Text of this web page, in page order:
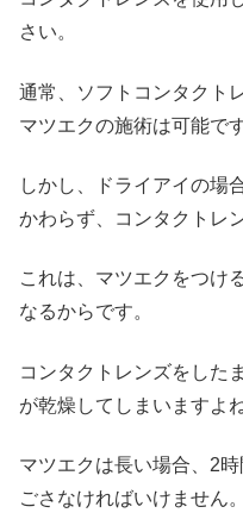
さい。
通常、ソフトコンタクト
マツエクの施術は可能です
しかし、ドライアイの場
かわらず、コンタクトレ
これは、マツエクをつけ
なるからです。
コンタクトレンズをした
が乾燥してしまいますよ
マツエクは長い場合、2
ごさなければいけません。